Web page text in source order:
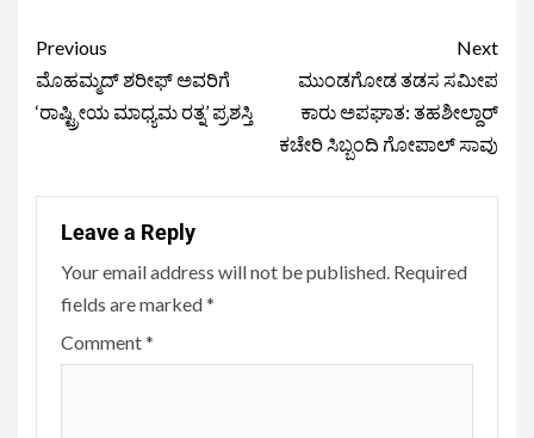
Previous
ಮೊಹಮ್ಮದ್ ಶರೀಫ್ ಅವರಿಗೆ
‘ರಾಷ್ಟ್ರೀಯ ಮಾಧ್ಯಮ ರತ್ನ’ ಪ್ರಶಸ್ತಿ
Next
ಮುಂಡಗೋಡ ತಡಸ ಸಮೀಪ
ಕಾರು ಅಪಘಾತ: ತಹಶೀಲ್ದಾರ್
ಕಚೇರಿ ಸಿಬ್ಬಂದಿ ಗೋಪಾಲ್ ಸಾವು
Leave a Reply
Your email address will not be published. Required
fields are marked*
Comment*